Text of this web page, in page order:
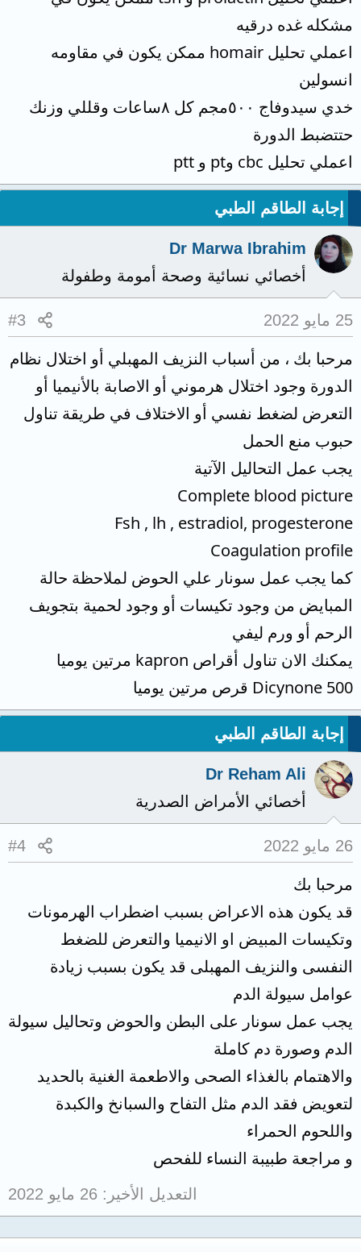
مشكله غده درقيه
اعملي تحليل homair ممكن يكون في مقاومه
انسولين
خدي سيدوفاج ٥٠٠مجم كل ٨ساعات وقللي وزنك
حتتضبط الدورة
اعملي تحليل cbc وpt و ptt
إجابة الطاقم الطبي
Dr Marwa Ibrahim
أخصائي نسائية وصحة أمومة وطفولة
25 مايو 2022 #3
مرحبا بك ، من أسباب النزيف المهبلي أو اختلال نظام
الدورة وجود اختلال هرموني أو الاصابة بالأنيميا أو
التعرض لضغط نفسي أو الاختلاف في طريقة تناول
حبوب منع الحمل
يجب عمل التحاليل الآتية
Complete blood picture
Fsh , lh , estradiol, progesterone
Coagulation profile
كما يجب عمل سونار علي الحوض لملاحظة حالة
المبايض من وجود تكيسات أو وجود لحمية بتجويف
الرحم أو ورم ليفي
يمكنك الان تناول أقراص kapron مرتين يوميا
Dicynone 500 قرص مرتين يوميا
إجابة الطاقم الطبي
Dr Reham Ali
أخصائي الأمراض الصدرية
26 مايو 2022 #4
مرحبا بك
قد يكون هذه الاعراض بسبب اضطراب الهرمونات
وتكيسات المبيض او الانيميا والتعرض للضغط
النفسى والنزيف المهبلى قد يكون بسبب زيادة
عوامل سيولة الدم
يجب عمل سونار على البطن والحوض وتحاليل سيولة
الدم وصورة دم كاملة
والاهتمام بالغذاء الصحى والاطعمة الغنية بالحديد
لتعويض فقد الدم مثل التفاح والسبانخ والكبدة
واللحوم الحمراء
و مراجعة طبيبة النساء للفحص
التعديل الأخير: 26 مايو 2022